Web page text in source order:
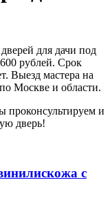
для дачи под
рублей. Срок
Выезд мастера на
Москве и области.
проконсультируем и
дверь!
с